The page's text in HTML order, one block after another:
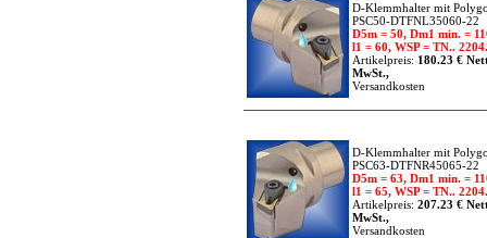
D-Klemmhalter mit
PSC50-DTFNL35060-22
D5m = 50, Dm1 min. =
l1 = 60, WSP = TN..
Artikelpreis: 180.23 €
MwSt.,
Versandkosten
D-Klemmhalter mit
PSC63-DTFNR45065-22
D5m = 63, Dm1 min. =
l1 = 65, WSP = TN..
Artikelpreis: 207.23 €
MwSt.,
Versandkosten